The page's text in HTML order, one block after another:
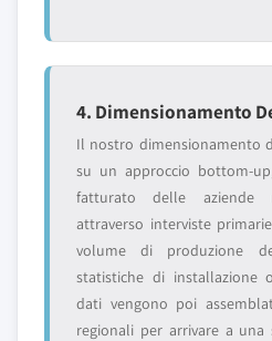
4. Dimensionamento
Il nostro dimensionamento
su un approccio bottom-
fatturato delle aziende
attraverso interviste
volume di produzione
statistiche di installazione
dati vengono poi
regionali per arrivare a una